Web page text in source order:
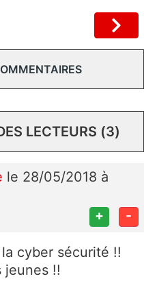
LECTEURS (3)
le 28/05/2018 à
+ -
cyber sécurité !!
jeunes !!